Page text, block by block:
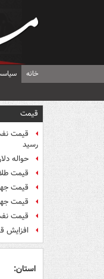
خانه
قیمت
رسید
حواله دلار ۱۵۴ هزار و ۴۵۱
قیمت
قیمت
قیمت جهانی
قیمت نفت
افزایش
استان: